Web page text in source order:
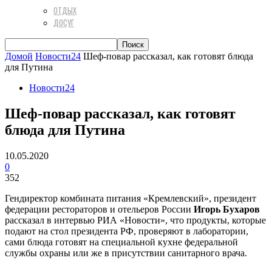
ОТДЫХ
ДОСУГ
Домой Новости24 Шеф-повар рассказал, как готовят блюда
для Путина
Новости24
Шеф-повар рассказал, как готовят
блюда для Путина
10.05.2020
0
352
Гендиректор комбината питания «Кремлевский», президент
федерации рестораторов и отельеров России Игорь Бухаров
рассказал в интервью РИА «Новости», что продукты, которые
подают на стол президента РФ, проверяют в лаборатории,
сами блюда готовят на специальной кухне федеральной
службы охраны или же в присутствии санитарного врача.